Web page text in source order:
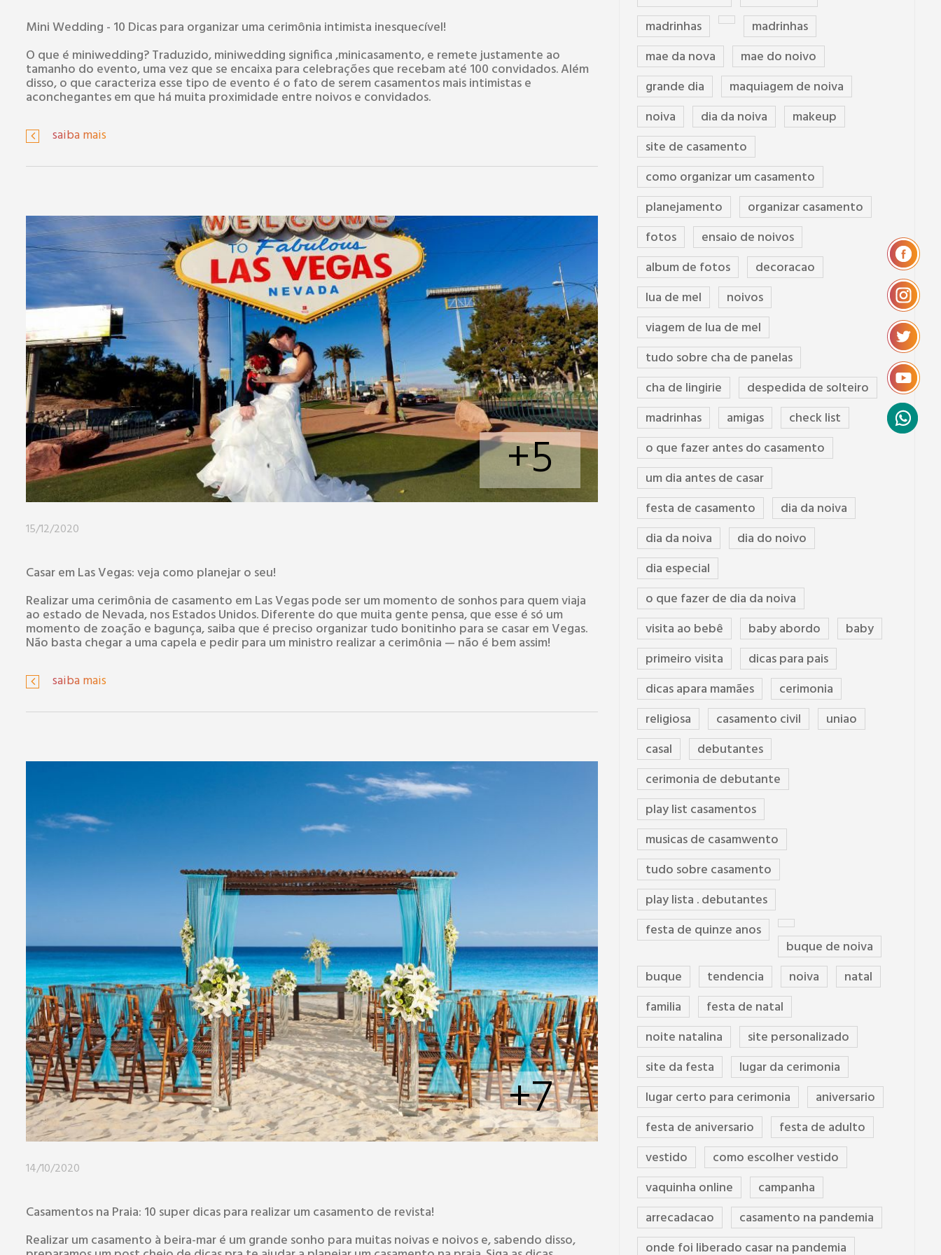
Mini Wedding - 10 Dicas para organizar uma cerimônia intimista inesquecível!
O que é miniwedding? Traduzido, miniwedding significa ,minicasamento, e remete justamente ao
tamanho do evento, uma vez que se encaixa para celebrações que recebam até 100 convidados. Além
disso, o que caracteriza esse tipo de evento é o fato de serem casamentos mais intimistas e
aconchegantes em que há muita proximidade entre noivos e convidados.
saiba mais
+5
15/12/2020
Casar em Las Vegas: veja como planejar o seu!
Realizar uma cerimônia de casamento em Las Vegas pode ser um momento de sonhos para quem viaja
ao estado de Nevada, nos Estados Unidos. Diferente do que muita gente pensa, que esse é só um
momento de zoação e bagunça, saiba que é preciso organizar tudo bonitinho para se casar em Vegas.
Não basta chegar a uma capela e pedir para um ministro realizar a cerimônia — não é bem assim!
saiba mais
+7
14/10/2020
Casamentos na Praia: 10 super dicas para realizar um casamento de revista!
Realizar um casamento à beira-mar é um grande sonho para muitas noivas e noivos e, sabendo disso,
madrinhas
madrinhas
mae da nova
mae do noivo
grande dia
maquiagem de noiva
noiva
dia da noiva
makeup
site de casamento
como organizar um casamento
planejamento
organizar casamento
fotos
ensaio de noivos
album de fotos
decoracao
lua de mel
noivos
viagem de lua de mel
tudo sobre cha de panelas
cha de lingirie
despedida de solteiro
madrinhas
amigas
check list
o que fazer antes do casamento
um dia antes de casar
festa de casamento
dia da noiva
dia da noiva
dia do noivo
dia especial
o que fazer de dia da noiva
visita ao bebê
baby abordo
baby
primeiro visita
dicas para pais
dicas apara mamães
cerimonia
religiosa
casamento civil
uniao
casal
debutantes
cerimonia de debutante
play list casamentos
musicas de casamwento
tudo sobre casamento
play lista . debutantes
festa de quinze anos
buque de noiva
buque
tendencia noiva
natal
familia
festa de natal
noite natalina
site personalizado
site da festa
lugar da cerimonia
lugar certo para cerimonia
aniversario
festa de aniversario
festa de adulto
vestido
como escolher vestido
vaquinha online
campanha
arrecadacao
casamento na pandemia
onde foi liberado casar na pandemia